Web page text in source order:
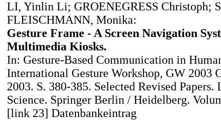
LI, Yinlin Li; GROENEGRESS Christoph;
FLEISCHMANN, Monika:
Gesture Frame - A Screen Navigation
Multimedia Kiosks.
In: Gesture-Based Communication in
International Gesture Workshop, GW 2003
2003. S. 380-385. Selected Revised
Science. Springer Berlin / Heidelberg.
[link 23] Datenbankeintrag